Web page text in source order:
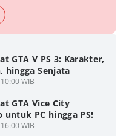
GTA V PS 3: Karakter,
hingga Senjata
WIB
GTA Vice City
untuk PC hingga PS!
WIB